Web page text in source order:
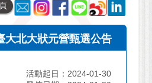
大北大狀元營甄選公告
活動起日：2024-01-30